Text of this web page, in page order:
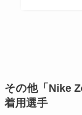
その他「 Nike
着用選手